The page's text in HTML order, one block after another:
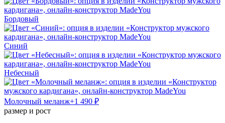
Бордовый
Синий
Небесный
Молочный меланж+1 490 ₽
размер и рост